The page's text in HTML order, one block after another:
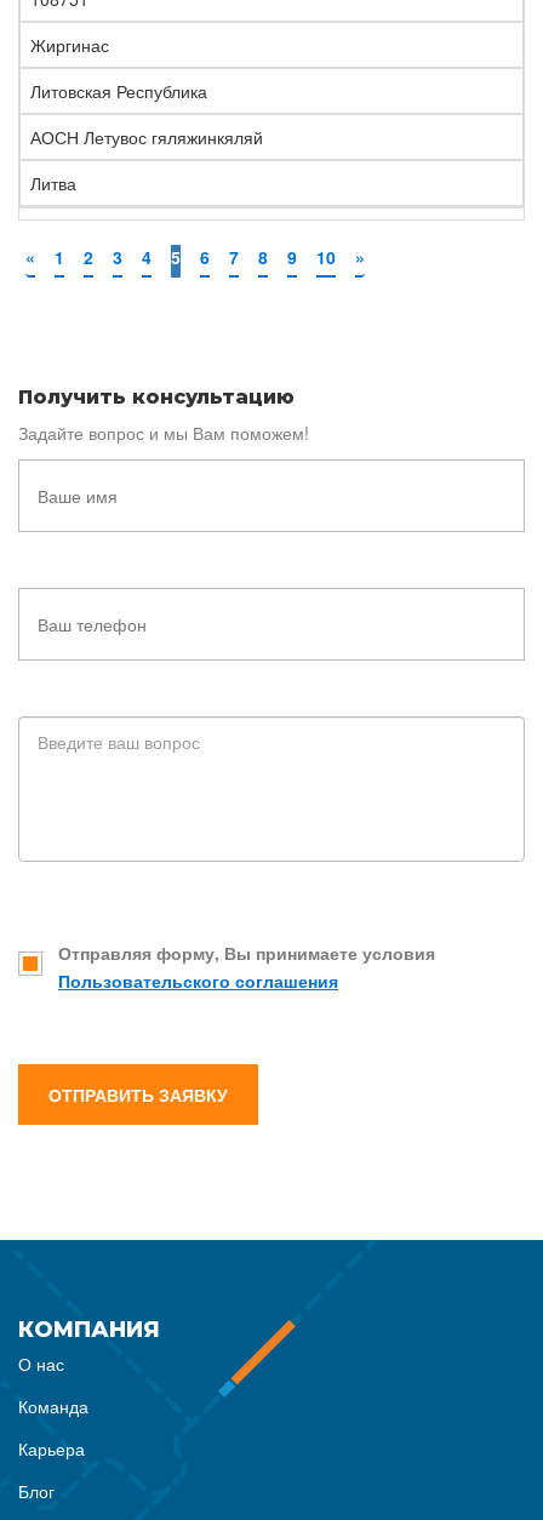
Жиргинас
Литовская Республика
АОСН Летувос гяляжинкяляй
Литва
« 1 2 3 4 5 6 7 8 9 10 »
Получить консультацию
Задайте вопрос и мы Вам поможем!
Отправляя форму, Вы принимаете условия
Пользовательского соглашения
ОТПРАВИТЬ ЗАЯВКУ
КОМПАНИЯ
О нас
Команда
Карьера
Блог